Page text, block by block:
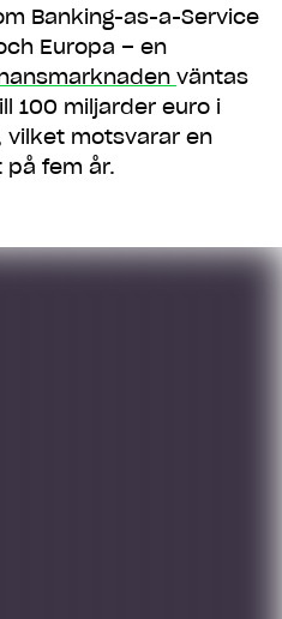
Banking-as-a-Service
Europa – en
väntas
100 miljarder euro i
vilket motsvarar en
fem år.